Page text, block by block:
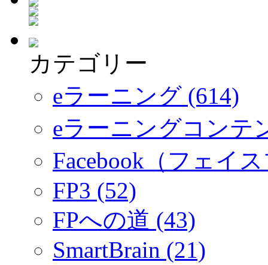
カテゴリー
eラーニング (614)
eラーニングコンテ
Facebook（フェイ
FP3 (52)
FPへの道 (43)
SmartBrain (21)